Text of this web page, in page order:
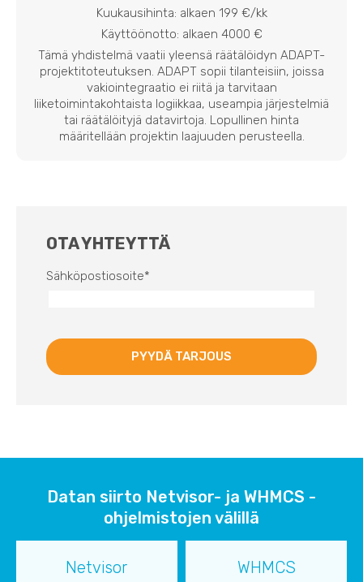
Kuukausihinta: alkaen 199 €/kk
Käyttöönotto: alkaen 4000 €
Tämä yhdistelmä vaatii yleensä räätälöidyn ADAPT-
projektitoteutuksen. ADAPT sopii tilanteisiin, joissa
vakiointegraatio ei riitä ja tarvitaan
liiketoimintakohtaista logiikkaa, useampia järjestelmiä
tai räätälöityjä datavirtoja. Lopullinen hinta
määritellään projektin laajuuden perusteella.
OTA YHTEYTTÄ
Sähköpostiosoite*
Datan siirto Netvisor- ja WHMCS -
ohjelmistojen välillä
Netvisor WHMCS